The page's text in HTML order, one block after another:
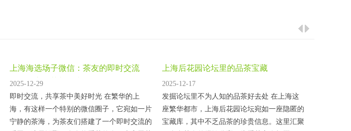
上海海选场子微信：茶友的即时交流
圈，分享嫩茶与故事
2025-12-29
即时交流，共享茶中美好时光 在繁华的上
海，有这样一个特别的微信圈子，它宛如一片
宁静的茶海，为茶友们搭建了一个即时交流的
上海后花园论坛里的品茶宝藏
2025-12-17
发掘论坛里不为人知的品茶好去处 在上海这
座繁华都市，上海后花园论坛宛如一座隐匿的
宝藏库，其中不乏品茶的珍贵信息。这里汇聚